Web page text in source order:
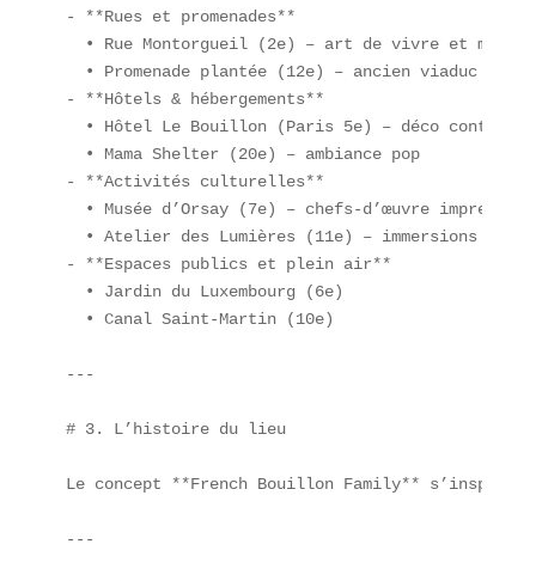
- **Rues et promenades**
• Rue Montorgueil (2e) – art de vivre et
• Promenade plantée (12e) – ancien viaduc
- **Hôtels & hébergements**
• Hôtel Le Bouillon (Paris 5e) – déco
  • Mama Shelter (20e) – ambiance pop
- **Activités culturelles**
• Musée d’Orsay (7e) – chefs-d’œuvre
• Atelier des Lumières (11e) – immersions
- **Espaces publics et plein air**
  • Jardin du Luxembourg (6e)
  • Canal Saint-Martin (10e)
---
# 3. L’histoire du lieu
Le concept **French Bouillon Family**
---